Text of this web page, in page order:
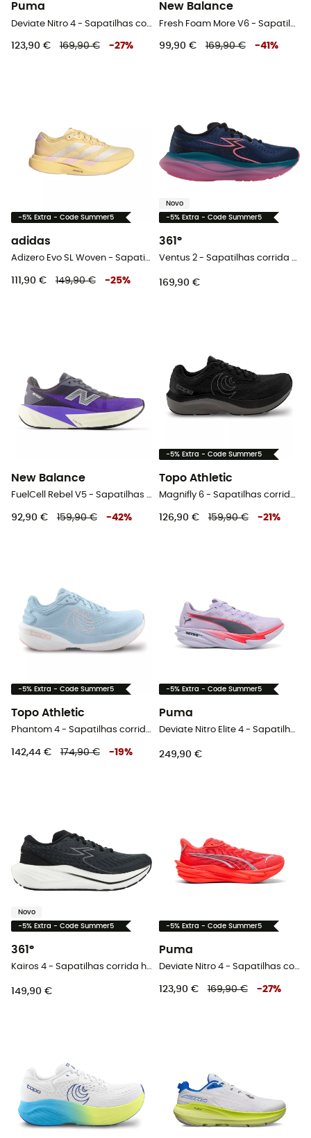
Puma
123,90 € 169,90 € -27%
New Balance
99,90 € 169,90 € -41 %
-5% Extra - Code Summer5
adidas
Adizero Evo SL Woven - Sapatilhas corrida mulher
111,90 € 149,90 € -25%
Novo
-5% Extra - Code Summer5
361°
Ventus 2 - Sapatilhas corrida mulher
169,90 €
New Balance
FuelCell Rebel V5 - Sapatilhas corrida mulher
92,90 € 159,90 € -42%
-5% Extra - Code Summer5
Topo Athletic
Magnifly 6 - Sapatilhas corrida homem
126,90 € 159,90 € -21 %
-5% Extra - Code Summer5
Topo Athletic
Phantom 4 - Sapatilhas corrida mulher
142,44 € 174,90 € -19%
-5% Extra - Code Summer5
Puma
Deviate Nitro Elite 4 - Sapatilhas corrida mulher
249,90 €
Novo
-5% Extra - Code Summer5
361°
Kairos 4 - Sapatilhas corrida homem
149,90 €
-5% Extra - Code Summer5
Puma
Deviate Nitro 4 - Sapatilhas corrida homem
123,90 € 169,90 € -27%